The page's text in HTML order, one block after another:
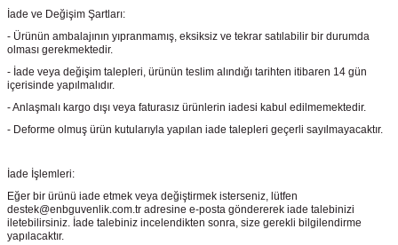
İade ve Değişim Şartları:
- Ürünün ambalajının yıpranmamış, eksiksiz ve tekrar satılabilir bir durumda
olması gerekmektedir.
- İade veya değişim talepleri, ürünün teslim alındığı tarihten itibaren 14 gün
içerisinde yapılmalıdır.
- Anlaşmalı kargo dışı veya faturasız ürünlerin iadesi kabul edilmemektedir.
- Deforme olmuş ürün kutularıyla yapılan iade talepleri geçerli sayılmayacaktır.
İade İşlemleri:
Eğer bir ürünü iade etmek veya değiştirmek isterseniz, lütfen
destek@enbguvenlik.com.tr adresine e-posta göndererek iade talebinizi
iletebilirsiniz. İade talebiniz incelendikten sonra, size gerekli bilgilendirme
yapılacaktır.